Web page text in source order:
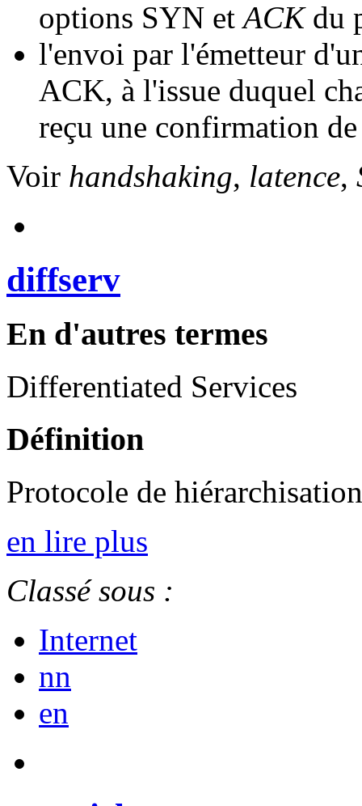
options SYN etACKdu
l'envoi par l'émetteur
ACK, à l'issue duquel
reçu une confirmation
Voir handshaking, latence,
diffserv
En d'autres termes
Differentiated Services
Définition
Protocole de
en lire plus
Classé sous :
Internet
nn
en